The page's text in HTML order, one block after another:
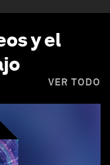
y el
VER TODO